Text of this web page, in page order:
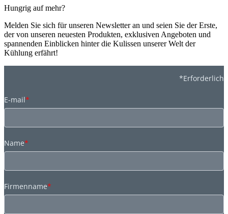
Hungrig auf mehr?
Melden Sie sich für unseren Newsletter an und seien Sie der Erste,
der von unseren neuesten Produkten, exklusiven Angeboten und
spannenden Einblicken hinter die Kulissen unserer Welt der
Kühlung erfährt!
*Erforderlich
E-mail*
Name*
Firmenname*